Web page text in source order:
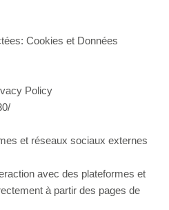
Cookies et Données
Policy
et réseaux sociaux externes
avec des plateformes et
à partir des pages de